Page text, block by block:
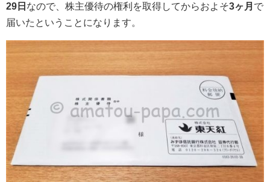
29日 なので、株主優待の権利を取得してからおよそ3ヶ月 で
届いたということになります。